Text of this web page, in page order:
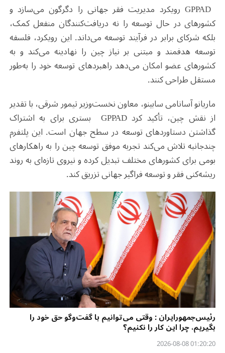
GPPAD رویکرد مدیریت فقر جهانی را دگرگون می‌سازد و
کشورهای در حال توسعه را نه دریافت‌کنندگان منفعل کمک،
بلکه شرکای برابر در فرآیند توسعه می‌داند. این رویکرد، فلسفه
توسعه هدفمند و مبتنی بر نیاز چین را نهادینه می‌کند و به
کشورهای عضو امکان می‌دهد راهبردهای توسعه خود را به‌طور
مستقل طراحی کنند.
ماریانو آسانامی سابینو، معاون نخست‌وزیر تیمور شرقی، با تقدیر
از نقش چین، تأکید کردGPPAD بستری برای به اشتراک
گذاشتن دستاوردهای توسعه در سطح جهان است. این پلتفرم
چندجانبه تلاش می‌کند تجربه موفق توسعه چین را به راهکارهای
بومی برای کشورهای مختلف تبدیل کرده و نیروی تازه‌ای به روند
ریشه‌کنی فقر و توسعه فراگیر جهانی تزریق کند.
رئیس‌جمهورایران : وقتی می‌توانیم با گفت‌وگو حق خود را
بگیریم، چرا این کار را نکنیم؟
01:20:20 2026-08-08